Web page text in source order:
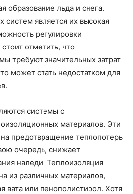
образование льда и снега.
систем является их высокая
регулировки
отметить, что
требуют значительных затрат
может стать недостатком для
системы с
материалов. Эти
предотвращение теплопотерь
очередь, снижает
наледи. Теплоизоляция
из различных материалов,
вата или пенополистирол. Хотя